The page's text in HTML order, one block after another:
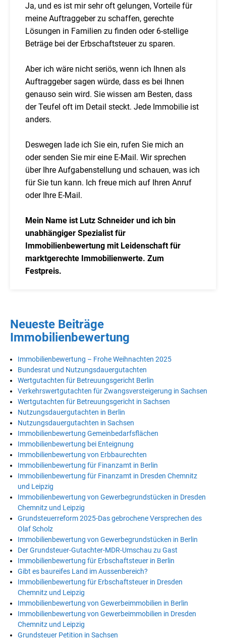
Ja, und es ist mir sehr oft gelungen, Vorteile für
meine Auftraggeber zu schaffen, gerechte
Lösungen in Familien zu finden oder 6-stellige
Beträge bei der Erbschaftsteuer zu sparen.
Aber ich wäre nicht seriös, wenn ich Ihnen als
Auftraggeber sagen würde, dass es bei Ihnen
genauso sein wird. Sie wissen am Besten, dass
der Teufel oft im Detail steckt. Jede Immobilie ist
anders.
Deswegen lade ich Sie ein, rufen Sie mich an
oder senden Sie mir eine E-Mail. Wir sprechen
über Ihre Aufgabenstellung und schauen, was ich
für Sie tun kann. Ich freue mich auf Ihren Anruf
oder Ihre E-Mail.
Mein Name ist Lutz Schneider und ich bin
unabhängiger Spezialist für
Immobilienbewertung mit Leidenschaft für
marktgerechte Immobilienwerte. Zum
Festpreis.
Neueste Beiträge
Immobilienbewertung
Immobilienbewertung – Frohe Weihnachten 2025
Bundesrat und Nutzungsdauergutachten
Wertgutachten für Betreuungsgericht Berlin
Verkehrswertgutachten für Zwangsversteigerung in Sachsen
Wertgutachten für Betreuungsgericht in Sachsen
Nutzungsdauergutachten in Berlin
Nutzungsdauergutachten in Sachsen
Immobilienbewertung Gemeinbedarfsflächen
Immobilienbewertung bei Enteignung
Immobilienbewertung von Erbbaurechten
Immobilienbewertung für Finanzamt in Berlin
Immobilienbewertung für Finanzamt in Dresden Chemnitz
und Leipzig
Immobilienbewertung von Gewerbegrundstücken in Dresden
Chemnitz und Leipzig
Grundsteuerreform 2025-Das gebrochene Versprechen des
Olaf Scholz
Immobilienbewertung von Gewerbegrundstücken in Berlin
Der Grundsteuer-Gutachter-MDR-Umschau zu Gast
Immobilienbewertung für Erbschaftsteuer in Berlin
Gibt es baureifes Land im Aussenbereich?
Immobilienbewertung für Erbschaftsteuer in Dresden
Chemnitz und Leipzig
Immobilienbewertung von Gewerbeimmobilien in Berlin
Immobilienbewertung von Gewerbeimmobilien in Dresden
Chemnitz und Leipzig
Grundsteuer Petition in Sachsen